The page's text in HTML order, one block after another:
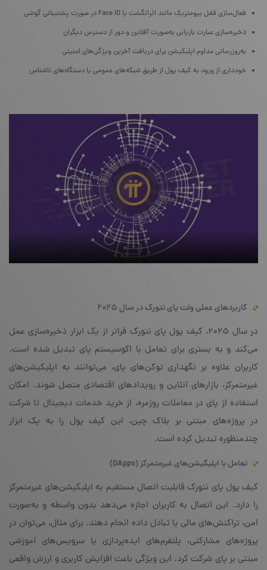
فعال‌سازی قفل بیومتریک مانند اثرانگشت یا Face ID در صورت پشتیبانی گوشی
ذخیره‌سازی عبارت بازیابی به‌صورت آفلاین و دور از دسترس دیگران
به‌روزرسانی مداوم اپلیکیشن برای دریافت آخرین ویژگی‌های امنیتی
خودداری از ورود به کیف پول از طریق شبکه‌های عمومی یا دستگاه‌های ناشناس
کاربردهای عملی ولت پای نتورک در سال ۲۰۲۵
در سال ۲۰۲۵، کیف پول پای نتورک فراتر از یک ابزار ذخیره‌سازی عمل
می‌کند و به بستری برای تعامل با اکوسیستم پای تبدیل شده است.
کاربران علاوه بر نگهداری توکن‌های پای، می‌توانند به اپلیکیشن‌های
غیرمتمرکز، بازارهای آنلاین و رویدادهای اقتصادی متصل شوند. امکان
استفاده از پای در معاملات روزمره، از خرید خدمات دیجیتال تا شرکت
در پروژه‌های مبتنی بر بلاک چین، این کیف پول را به یک ابزار
چندمنظوره تبدیل کرده است.
تعامل با اپلیکیشن‌های غیرمتمرکز (DApps)
کیف پول پای نتورک قابلیت اتصال مستقیم به اپلیکیشن‌های غیرمتمرکز
را دارد. این اتصال به کاربران اجازه می‌دهد بدون واسطه و به‌صورت
امن، تراکنش‌های مالی یا تبادل داده انجام دهند. برای مثال، می‌توان در
پروژه‌های مشارکتی، پلتفرم‌های ایده‌پردازی یا سرویس‌های آموزشی
مبتنی بر پای شرکت کرد. این ویژگی باعث افزایش کاربری و ارزش واقعی